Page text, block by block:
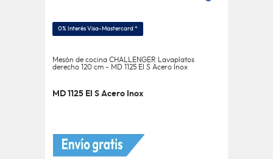
0% Interés Visa-Mastercard *
Mesón de cocina CHALLENGER Lavaplatos
derecho 120 cm - MD 1125 EI S Acero Inox
MD 1125 EI S Acero Inox